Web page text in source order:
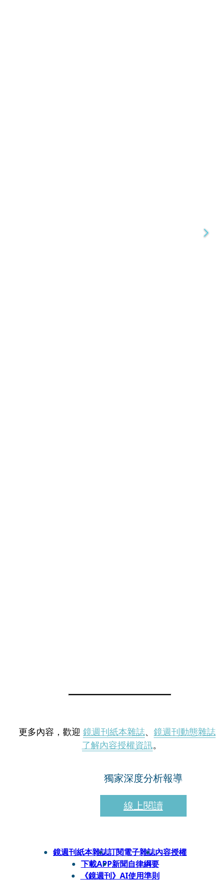
更多內容，歡迎 鏡週刊紙本雜誌、 鏡週刊動態雜誌
了解內容授權資訊。
獨家深度分析報導
線上閱讀
鏡週刊紙本雜誌訂閱電子雜誌內容授權
下載APP新聞自律綱要
《鏡週刊》AI使用準則